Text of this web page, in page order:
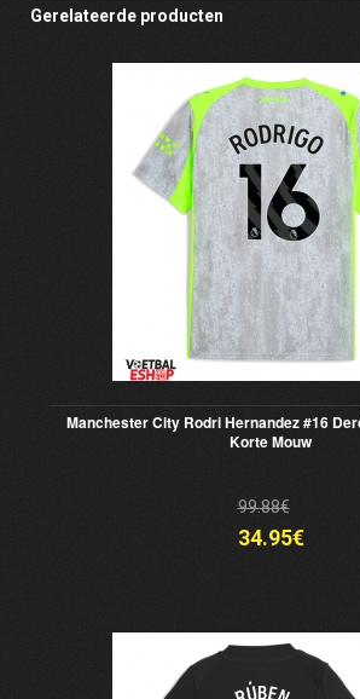
Gerelateerde producten
Manchester City Rodri Hernandez #16
Korte Mouw
99.88€
34.95€